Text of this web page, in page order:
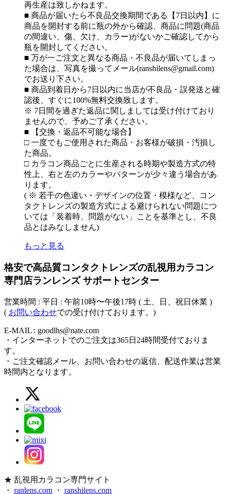
再生産は致しかねます。
■ 商品が届いたら不良品交換期間である【7日以内】に
商品を開封する前に瓶の外から確認、商品に問題(商品
の間違い、傷、欠け、カラー)がないかご確認してから
瓶を開封してください。
■ 万が一ご注文と異なる商品・不良品が届いてしまっ
た場合は、写真を撮ってメール(ranshilens@gmail.com)
でお送り下さい。
■ 商品到着日から7日以内に当店が不良品・誤発送と確
認後、すぐに100%無料交換致します。
※ 7日間を過ぎた返品に関しましては受け付けており
ませんので、予めご了承ください。
■ 【交換・返品不可能な場合】
□ 一度でもご使用された商品・お客様が破損・汚損し
た商品。
□ カラコン商品ごとに生産される時期や製造方式の特
性上、右と左のカラーやパターンが少々違う場合があ
ります。
( ※ 若干の色違い・デザインの位置・模様など、コン
タクトレンズの製造方式による避けられない問題につ
いては「装着時、問題がない」ことを基準とし、不良
品とはみなしません)
もっと見る
格安で高品質コンタクトレンズの乱視用カラコン
専門店ランレンズ サポートセンター
営業時間 : 平日 : 午前10時〜午後17時 ( 土、日、祝日休業 )
( お問い合わせでの受け付けております。)
E-MAIL : goodlhs@nate.com
・インターネットでのご注文は365日24時間受付ておりま
す。
・ご注文確認メール、お問い合わせの返信、配送作業は営業
時間内となります。
★ 乱視用カラコン専門サイト
・ ranlens.com ・ ranshilens.com